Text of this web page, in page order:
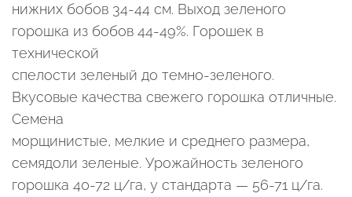
нижних бобов 34-44 см. Выход зеленого
горошка из бобов 44-49%. Горошек в
технической
спелости зеленый до темно-зеленого.
Вкусовые качества свежего горошка отличные.
Семена
морщинистые, мелкие и среднего размера,
семядоли зеленые. Урожайность зеленого
горошка 40-72 ц/га, у стандарта — 56-71 ц/га.